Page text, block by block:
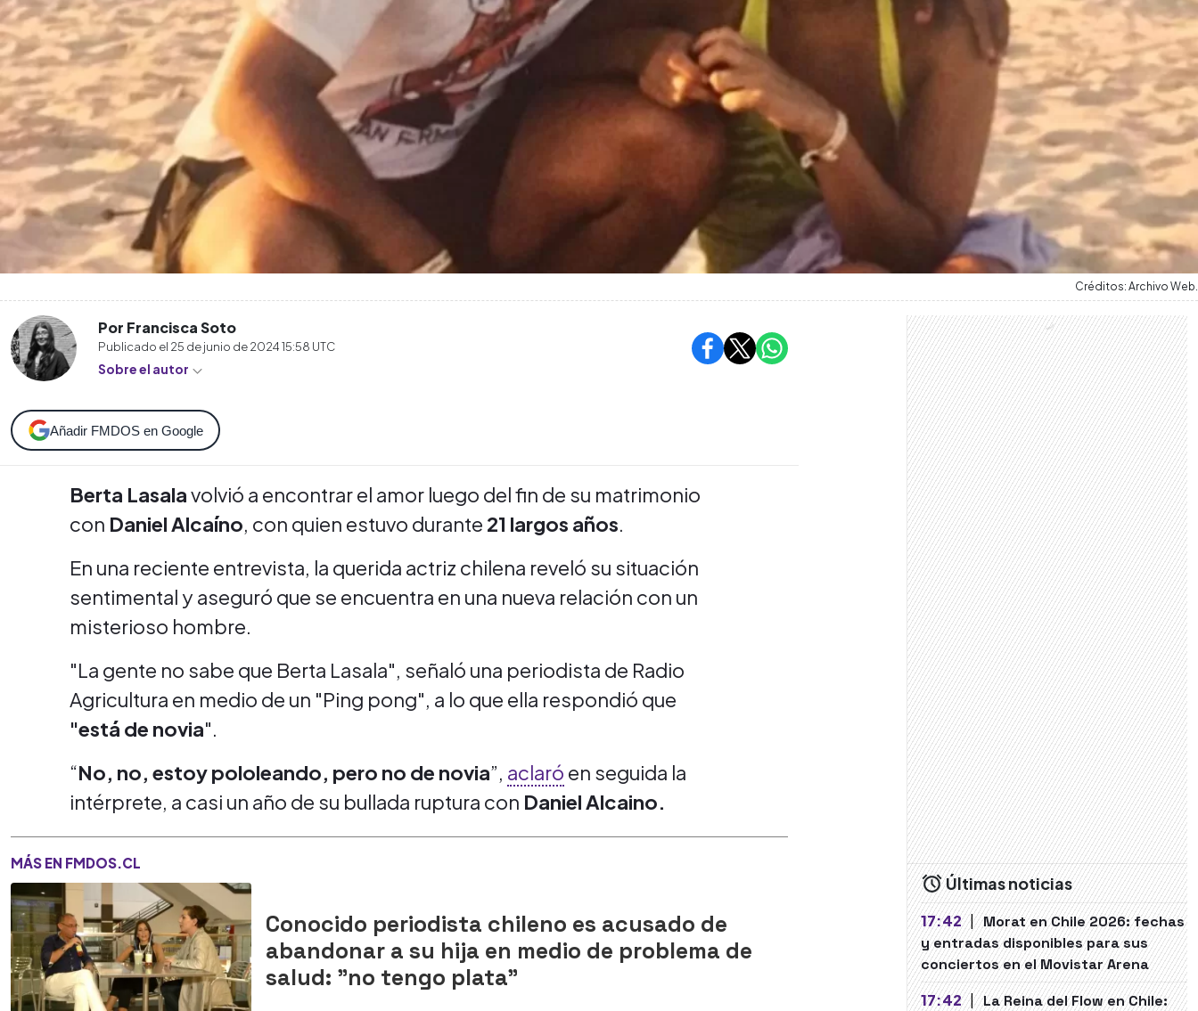
Créditos: Archivo Web.
Por Francisca Soto
Publicado el 25 de junio de 2024 15:58 UTC
Sobre el autor
Añadir FMDOS en Google
Berta Lasalavolvió a encontrar el amor luego del fin de su matrimonio
con Daniel Alcaíno, con quien estuvo durante 21 largos años.
En una reciente entrevista, la querida actriz chilena reveló su situación
sentimental y aseguró que se encuentra en una nueva relación con un
misterioso hombre.
"La gente no sabe que Berta Lasala", señaló una periodista de Radio
Agricultura en medio de un "Ping pong", a lo que ella respondió que
"está de novia".
“No, no, estoy pololeando, pero no de novia”, aclaró en seguida la
intérprete, a casi un año de su bullada ruptura con Daniel Alcaino.
MÁS EN FMDOS.CL
Conocido periodista chileno es acusado de
abandonar a su hija en medio de problema de
salud: "no tengo plata"
Últimas noticias
17:42 | Morat en Chile 2026: fechas
y entradas disponibles para sus
conciertos en el Movistar Arena
17:42 | La Reina del Flow en Chile: